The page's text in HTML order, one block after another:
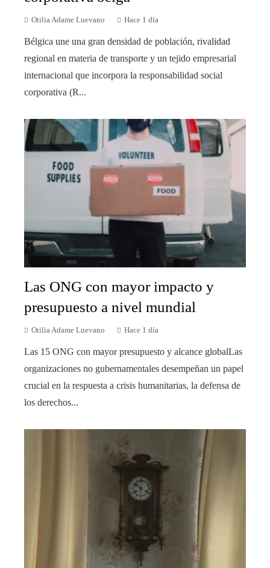
Otilia Adame Luevano Hace 1 día
Bélgica une una gran densidad de población, rivalidad
regional en materia de transporte y un tejido empresarial
internacional que incorpora la responsabilidad social
corporativa (R...
Las ONG con mayor impacto y
presupuesto a nivel mundial
Otilia Adame Luevano Hace 1 día
Las 15 ONG con mayor presupuesto y alcance globalLas
organizaciones no gubernamentales desempeñan un papel
crucial en la respuesta a crisis humanitarias, la defensa de
los derechos...